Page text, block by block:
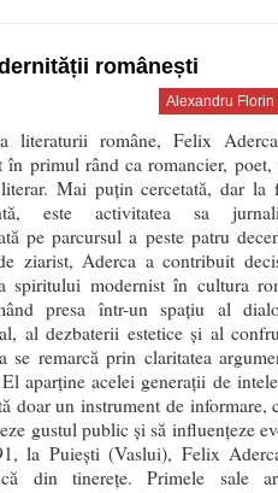
românești
Alexandru Florin
literaturii române, Felix
în primul rând ca romancier, poet,
Mai puțin cercetată, dar la
este activitatea sa
pe parcursul a peste patru
ziarist, Aderca a contribuit
spiritului modernist în cultura
presa într-un spațiu al
al dezbaterii estetice și al
remarcă prin claritatea
aparține acelei generații de
doar un instrument de informare,
gustul public și să influențeze
la Puiești (Vaslui), Felix
din tinerețe. Primele sale